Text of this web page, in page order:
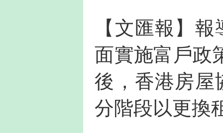
【文匯報】
面實施富戶政
後，香港房屋
分階段以更換